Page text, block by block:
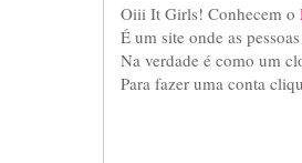
Oiii It Girls! Conhecem o
É um site onde as
Na verdade é como um
Para fazer uma conta